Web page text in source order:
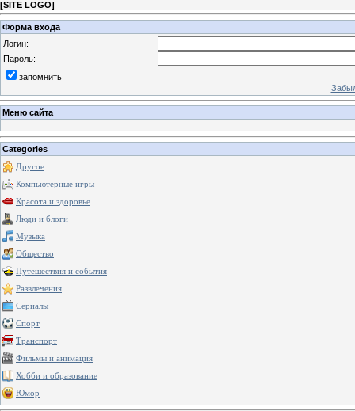
[SITE LOGO]
Форма входа
Логин:
Пароль:
запомнить
Меню сайта
Categories
Другое
Компьютерные игры
Красота и здоровье
Люди и блоги
Музыка
Общество
Путешествия и события
Развлечения
Сериалы
Спорт
Транспорт
Фильмы и анимация
Хобби и образование
Юмор